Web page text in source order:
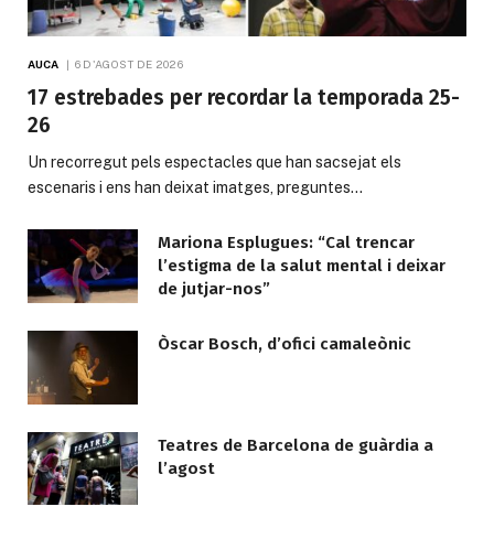
AUCA 6 D'AGOST DE 2026
17 estrebades per recordar la temporada 25-
26
Un recorregut pels espectacles que han sacsejat els
escenaris i ens han deixat imatges, preguntes…
Mariona Esplugues: “Cal trencar
l’estigma de la salut mental i deixar
de jutjar-nos”
Òscar Bosch, d’ofici camaleònic
Teatres de Barcelona de guàrdia a
l’agost